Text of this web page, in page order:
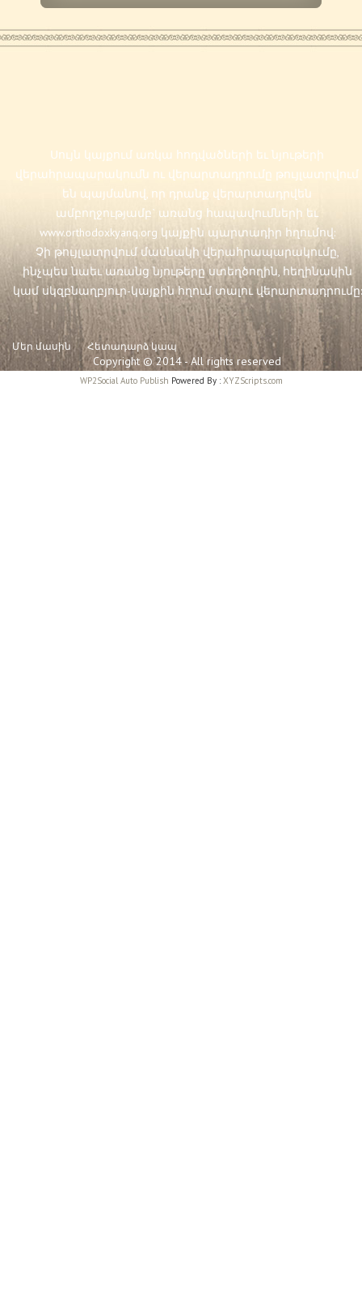
Սույն կայքում առկա հոդվածների եւ նյութերի
վերահրապարակումն ու վերարտադրումը թույլատրվում
են պայմանով, որ դրանք վերարտադրվեն
ամբողջությամբ` առանց հապավումների եւ
www.orthodoxkyanq.org կայքին պարտադիր հղումով:
Չի թույլատրվում մասնակի վերահրապարակումը,
ինչպես նաեւ առանց նյութերը ստեղծողին, հեղինակին
կամ սկզբնաղբյուր-կայքին հղում տալու վերարտադրումը:
Մեր մասին Հետադարձ կապ
Copyright © 2014 - All rights reserved
WP2Social Auto Publish Powered By :XYZScripts.com